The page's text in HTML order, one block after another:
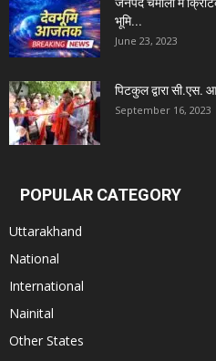
जनपद चमोली में
भूमि...
June 23, 2023
पिटकुल द्वारा सी.एस.
September 16, 2023
POPULAR CATEGORY
Uttarakhand
National
International
Nainital
Other States